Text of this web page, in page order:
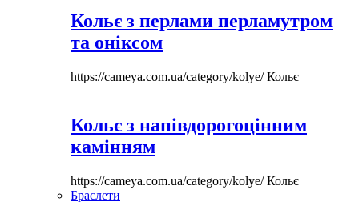
Кольє з перлами перламутром
та оніксом
https://cameya.com.ua/category/kolye/Кольє
Кольє з напівдорогоцінним
камінням
https://cameya.com.ua/category/kolye/Кольє
Браслети